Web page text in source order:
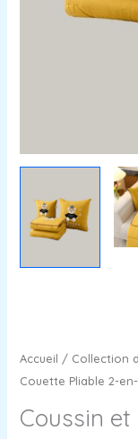
Accueil / Collection
Couette Pliable 2-en-
Coussin et